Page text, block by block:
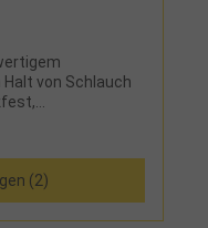
von Schlauch
(2)